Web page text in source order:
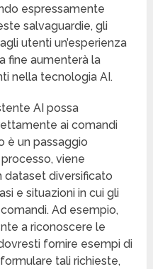
espressamente
salvaguardie, gli
utenti un’esperienza
fine aumenterà la
nella tecnologia AI.
AI possa
ai comandi
è un passaggio
viene
diversificato
e situazioni in cui gli
Ad esempio,
a riconoscere le
fornire esempi di
tali richieste,